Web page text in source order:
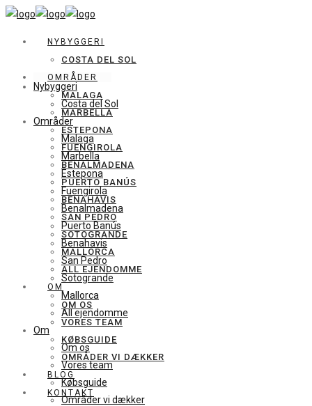
NYBYGGERI
COSTA DEL SOL
OMRÅDER
MALAGA
MARBELLA
ESTEPONA
FUENGIROLA
BENALMADENA
PUERTO BANÚS
BENAHAVIS
SAN PEDRO
SOTOGRANDE
MALLORCA
ALL EJENDOMME
OM
OM OS
VORES TEAM
KØBSGUIDE
OMRÅDER VI DÆKKER
BLOG
KONTAKT
Nybyggeri
Costa del Sol
Områder
Malaga
Marbella
Estepona
Fuengirola
Benalmadena
Puerto Banús
Benahavis
San Pedro
Sotogrande
Mallorca
All ejendomme
Om
Om os
Vores team
Købsguide
Områder vi dækker